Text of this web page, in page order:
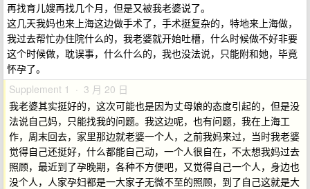
再找育儿嫂再找几个月，但是又被我老婆说了。
这几天我妈也来上海这边做手术了，手术挺复杂的，特地来上海做，
我过去帮忙办住院什么的，我老婆就开始吐槽，什么时候做不好非要
这个时候做，耽误事，什么什么的，我也没法说，只能附和她，毕竟
怀孕了。
Supplement 1 · 3 月 20 日
我老婆其实挺好的，这次可能也是因为丈母娘的态度引起的，但是没
法说自己妈，只能找我的问题。我这边呢，也有问题，我在上海工
作，周末回去，家里那边就老婆一个人，之前我妈来过，当时我老婆
觉得自己还挺好，什么都能自己动，一个人很自在，不太想我妈过去
照顾，最近到了孕晚期，各种不方便吧，又觉得自己一个人，身边也
没个人，人家孕妇都是一大家子无微不至的照顾，到了自己这就是大